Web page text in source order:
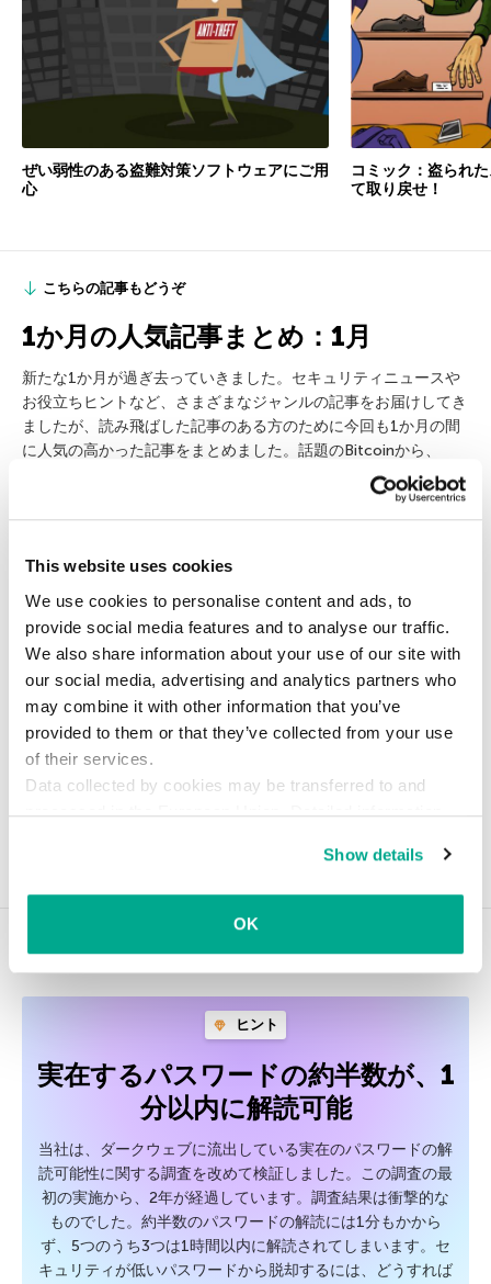
This website uses cookies
We use cookies to personalise content and ads, to
provide social media features and to analyse our traffic.
We also share information about your use of our site with
our social media, advertising and analytics partners who
may combine it with other information that you’ve
provided to them or that they’ve collected from your use
of their services.
Data collected by cookies may be transferred to and
processed in the European Union. Detailed information
Show details
OK
ぜい弱性のある盗難対策ソフトウェアにご用
心
コミック：盗られ
て取り戻せ！
こちらの記事もどうぞ
1か月の人気記事まとめ：1月
新たな1か月が過ぎ去っていきました。セキュリティニュースや
お役立ちヒントなど、さまざまなジャンルの記事をお届けしてき
ましたが、読み飛ばした記事のある方のために今回も1か月の間
に人気の高かった記事をまとめました。話題のBitcoinから、
Web改ざんの脅威、ソーシャルエンジニアリングやカスペルスキ
ヒント
ヒント
実在するパスワードの約半数が、1
分以内に解読可能
当社は、ダークウェブに流出している実在のパスワードの解
読可能性に関する調査を改めて検証しました。この調査の最
初の実施から、2年が経過しています。調査結果は衝撃的な
ものでした。約半数のパスワードの解読には1分もかから
ず、5つのうち3つは1時間以内に解読されてしまいます。セ
キュリティが低いパスワードから脱却するには、どうすれば